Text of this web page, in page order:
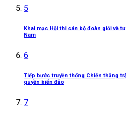
5
Khai mạc Hội thi cán bộ đoàn giỏi và
Nam
6
Tiếp bước truyền thống Chiến thắng
quyền biển đảo
7